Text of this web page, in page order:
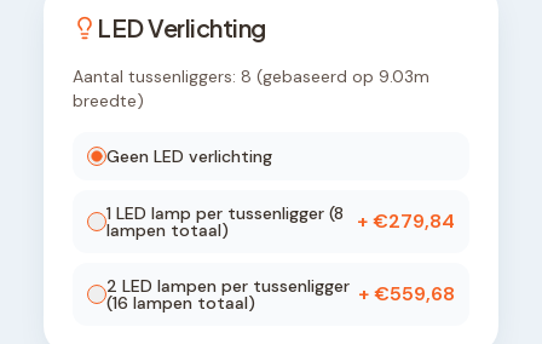
LED Verlichting
Aantal tussenliggers: 8 (gebaseerd op 9.03m
breedte)
Geen LED verlichting
1 LED lamp per tussenligger (8
lampen totaal) + €279,84
2 LED lampen per tussenligger
(16 lampen totaal) + €559,68